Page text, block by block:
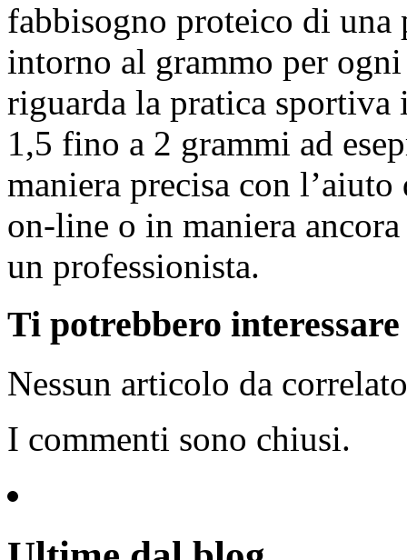
fabbisogno proteico di una
intorno al grammo per
riguarda la pratica
1,5 fino a 2 grammi ad
maniera precisa con
on-line o in maniera
un professionista.
Ti potrebbero
Nessun articolo da correlato
I commenti sono chiusi.